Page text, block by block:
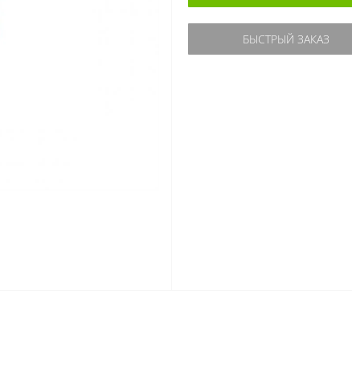
БЫСТРЫЙ ЗАКАЗ